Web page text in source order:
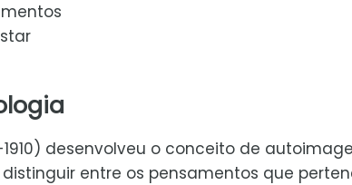
desenvolveu o conceito de
entre os pensamentos que